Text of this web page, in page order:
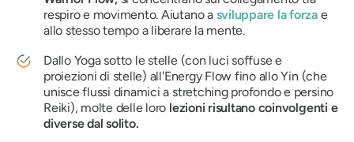
respiro e movimento. Aiutano a sviluppare la forza e
allo stesso tempo a liberare la mente.
Dallo Yoga sotto le stelle (con luci soffuse e
proiezioni di stelle) all'Energy Flow fino allo Yin (che
unisce flussi dinamici a stretching profondo e persino
Reiki), molte delle loro lezioni risultano coinvolgenti e
diverse dal solito.